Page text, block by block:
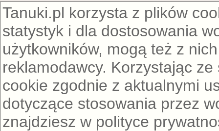
Tanuki.pl korzysta z plików
statystyk i dla dostosowania
użytkowników, mogą też z
reklamodawcy. Korzystając
cookie zgodnie z aktualnymi
dotyczące stosowania przez
znajdziesz w polityce